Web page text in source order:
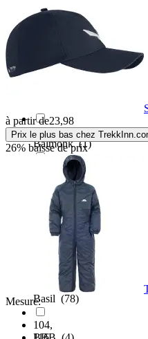
(11)
Babolat(1)
Balmohk(1)
Baradello(2)
Barbour (1)
Bare(1)
Basil (78)
à partir de23,98
Prix le plus bas chez
26% baisse de prix
Mesure:
104,